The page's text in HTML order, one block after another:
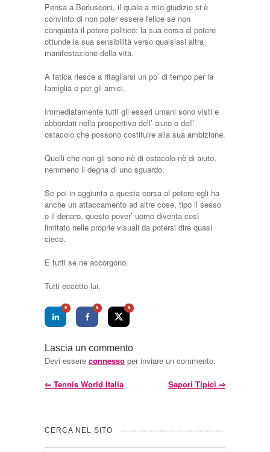
Pensa a Berlusconi, il quale a mio giudizio si è
convinto di non poter essere felice se non
conquista il potere politico: la sua corsa al potere
ottunde la sua sensibilità verso qualsiasi altra
manifestazione della vita.
A fatica riesce a ritagliarsi un po’ di tempo per la
famiglia e per gli amici.
Immediatamente tutti gli esseri umani sono visti e
abbordati nella prospettiva dell’ aiuto o dell’
ostacolo che possono costituire alla sua ambizione.
Quelli che non gli sono nè di ostacolo nè di aiuto,
nemmeno li degna di uno sguardo.
Se poi in aggiunta a questa corsa al potere egli ha
anche un attaccamento ad altre cose, tipo il sesso
o il denaro, questo pover’ uomo diventa così
limitato nelle proprie visuali da potersi dire quasi
cieco.
E tutti se ne accorgono.
Tutti eccetto lui.
0 0 0
Lascia un commento
Devi essere connesso per inviare un commento.
⇐ Tennis World Italia Sapori Tipici ⇒
CERCA NEL SITO